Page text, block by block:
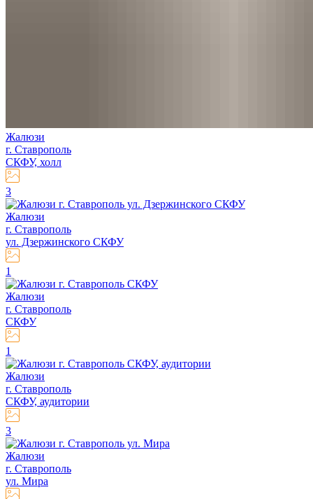
Жалюзи
г. Ставрополь
СКФУ, холл
3
Жалюзи
г. Ставрополь
ул. Дзержинского СКФУ
1
Жалюзи
г. Ставрополь
СКФУ
1
Жалюзи
г. Ставрополь
СКФУ, аудитории
3
Жалюзи
г. Ставрополь
ул. Мира